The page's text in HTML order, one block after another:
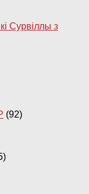
Сурвіллы з
(92)